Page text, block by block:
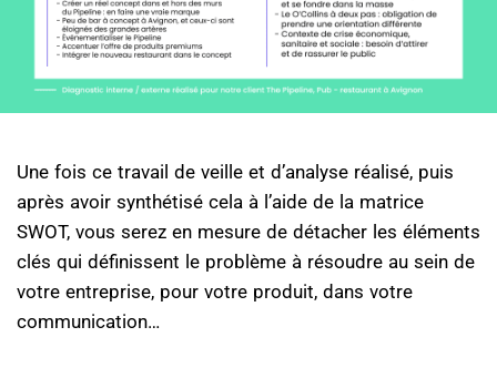
Une fois ce travail de veille et d’analyse réalisé, puis
après avoir synthétisé cela à l’aide de la matrice
SWOT, vous serez en mesure de détacher les éléments
clés qui définissent le problème à résoudre au sein de
votre entreprise, pour votre produit, dans votre
communication…